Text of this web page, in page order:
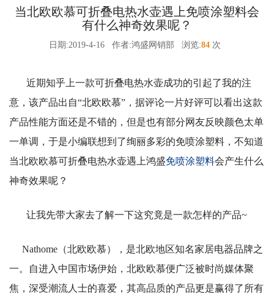
当北欧欧慕可折叠电热水壶遇上免喷涂塑料会
有什么神奇效果呢？
日期:2019-4-16 作者:鸿盛网销部 浏览:84次
近期知乎上一款可折叠电热水壶成功的引起了我的注
意，该产品出自“北欧欧慕”，据评论一片好评可以看出这款
产品性能方面还是不错的，但是也有部分网友反映颜色太单
一单调，于是小编联想到了绚丽多彩的免喷涂塑料，不知道
当北欧欧慕可折叠电热水壶遇上鸿盛免喷涂塑料会产生什么
神奇效果呢？
让我先带大家去了解一下这究竟是一款怎样的产品~
Nathome （北欧欧慕），是北欧地区知名家居电器品牌之
一。自进入中国市场伊始，北欧欧慕便广泛被时尚媒体聚
焦，深受潮流人士的喜爱，其高品质的产品更是赢得了所有